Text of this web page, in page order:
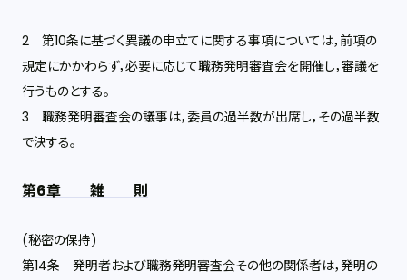
2 第10条に基づく異議の申立てに関する事項については，前項の
規定にかかわらず，必要に応じて職務発明審査会を開催し，審議を
行うものとする。
3 職務発明審査会の議事は，委員の過半数が出席し，その過半数
で決する。
第6章 雑 則
(秘密の保持)
第14条 発明者および職務発明審査会その他の関係者は，発明の